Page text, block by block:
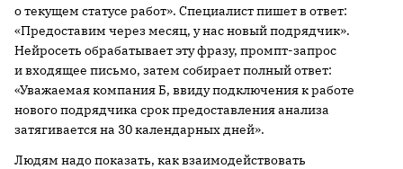
о текущем статусе работ». Специалист пишет в ответ:
«Предоставим через месяц, у нас новый подрядчик».
Нейросеть обрабатывает эту фразу, промпт-запрос
и входящее письмо, затем собирает полный ответ:
«Уважаемая компания Б, ввиду подключения к работе
нового подрядчика срок предоставления анализа
затягивается на 30 календарных дней».
Людям надо показать, как взаимодействовать